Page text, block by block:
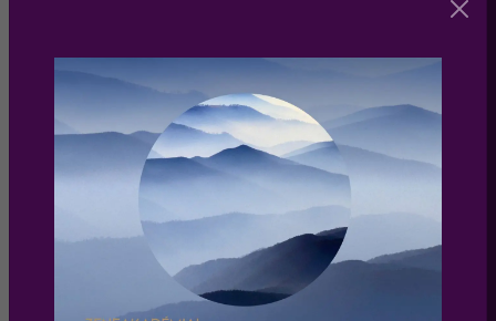
HÍRLEVÉL
Iratkozz fel a Liszt Ferenc Kamarazenekar
hírlevelére és értesülj elsőként a zenekar
programjairól és koncertjeiről!